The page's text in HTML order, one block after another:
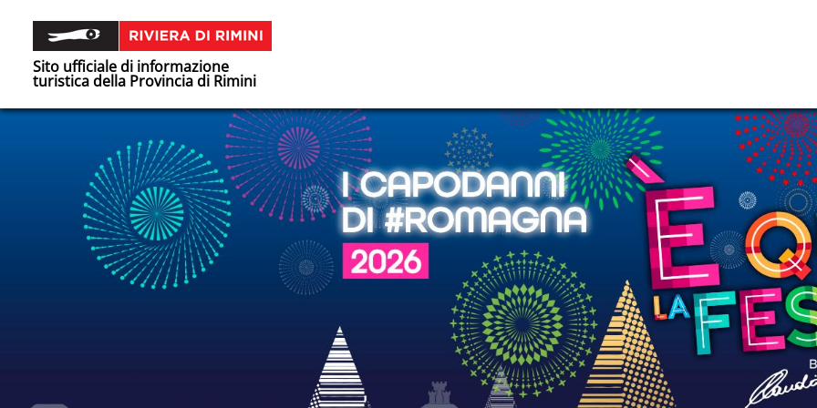
Sito ufficiale di informazione
turistica della Provincia di Rimini